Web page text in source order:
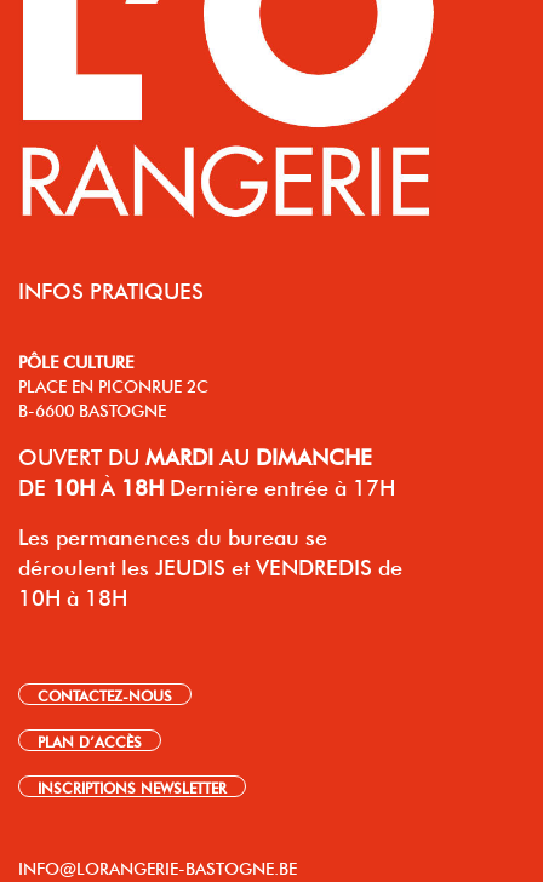
INFOS PRATIQUES
PÔLE CULTURE
PLACE EN PICONRUE 2C
B-6600 BASTOGNE
OUVERT DU MARDI AU DIMANCHE
DE 10H À 18H Dernière entrée à 17H
Les permanences du bureau se
déroulent les JEUDIS et VENDREDIS de
10H à 18H
CONTACTEZ-NOUS
PLAN D’ACCÈS
INSCRIPTIONS NEWSLETTER
INFO@LORANGERIE-BASTOGNE.BE